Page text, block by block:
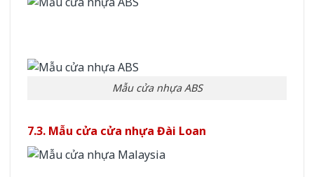
Mẫu cửa nhựa ABS
7.3. Mẫu cửa cửa nhựa Đài Loan